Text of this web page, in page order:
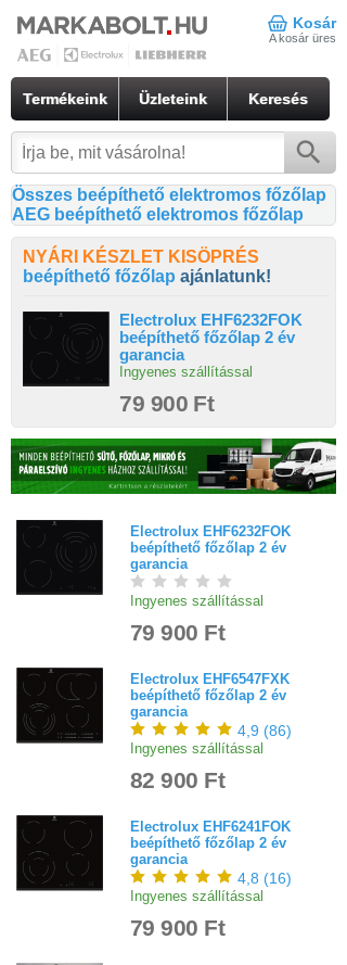
Kosár
A kosár üres
Termékeink Üzleteink Keresés
Összes beépíthető elektromos főzőlap
AEG beépíthető elektromos főzőlap
NYÁRI KÉSZLET KISÖPRÉS
beépíthető főzőlap ajánlatunk!
Electrolux EHF6232FOK
beépíthető főzőlap 2 év
garancia
Ingyenes szállítással
79 900 Ft
Electrolux EHF6232FOK
beépíthető főzőlap 2 év
garancia
Ingyenes szállítással
79 900 Ft
Electrolux EHF6547FXK
beépíthető főzőlap 2 év
garancia
4,9 (86)
Ingyenes szállítással
82 900 Ft
Electrolux EHF6241FOK
beépíthető főzőlap 2 év
garancia
4,8 (16)
Ingyenes szállítással
79 900 Ft